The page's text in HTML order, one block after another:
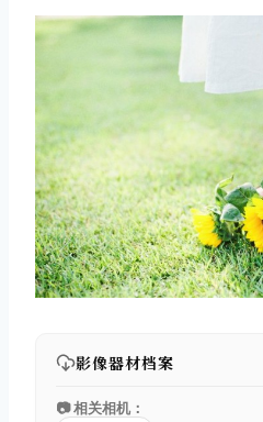
影像器材档案
📷 相关相机：